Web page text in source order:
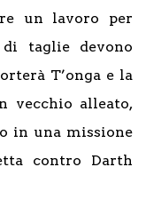
un lavoro per
taglie devono
T’onga e la
vecchio alleato,
in una missione
contro Darth